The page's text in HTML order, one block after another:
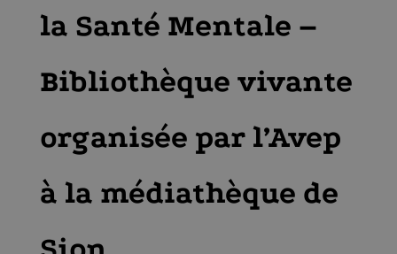
la Santé Mentale –
Bibliothèque vivante
organisée par l’Avep
à la médiathèque de